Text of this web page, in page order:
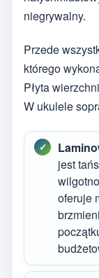
niegrywalny.
Przede
którego
Płyta
W ukulele
jest
oferuje